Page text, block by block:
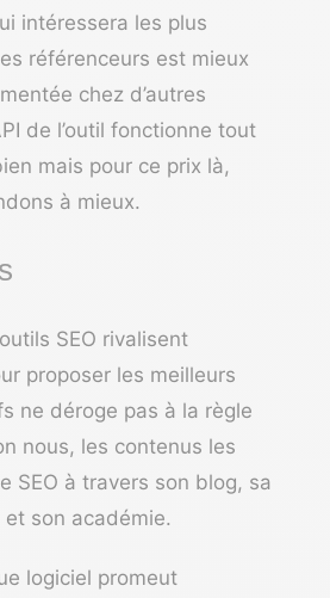
intéressera les plus
référenceurs est mieux
chez d’autres
de l’outil fonctionne tout
mais pour ce prix là,
à mieux.
outils SEO rivalisent
proposer les meilleurs
ne déroge pas à la règle
nous, les contenus les
SEO à travers son blog, sa
son académie.
logiciel promeut